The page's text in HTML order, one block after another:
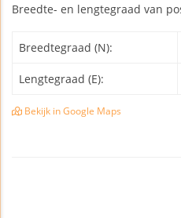
Breedte- en lengtegraad van
Breedtegraad (N):
Lengtegraad (E):
Bekijk in Google Maps